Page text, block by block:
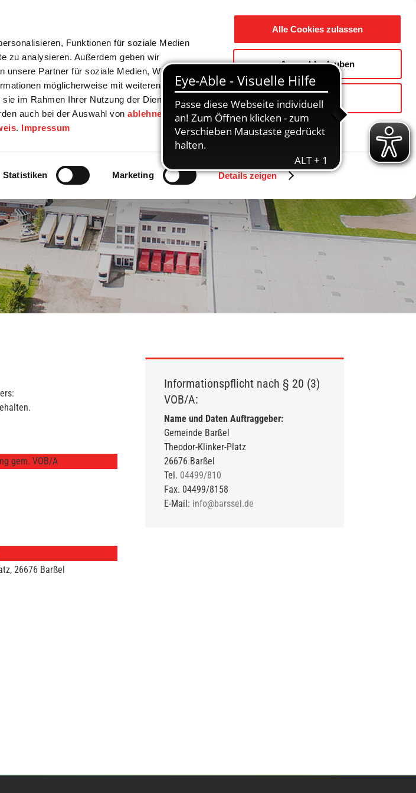
Funktionen für soziale Medien
zu analysieren. Außerdem geben wir
Partner für soziale Medien, Werbung
möglicherweise mit weiteren Daten
im Rahmen Ihrer Nutzung der Dienste
auch bei der Auswahl vonablehnen
gesetzt.
. Impressum
Statistiken Marketing Details zeigen
Alle Cookies zulassen
Auswahl erlauben
Ablehnen
Bildung / Soziales Touristik / Freizeit Gemeinde / Geschichte
gem. VOB/A
26676 Barßel
Informationspflicht nach § 20 (3)
VOB/A:
Name und Daten Auftraggeber:
Gemeinde Barßel
Theodor-Klinker-Platz
26676 Barßel
Tel. 04499/810
Fax. 04499/8158
E-Mail: info@barssel.de